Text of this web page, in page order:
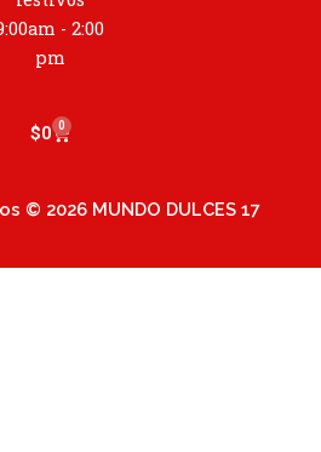
- 2:00
pm
$0 0
Cart
© 2026 MUNDO DULCES 17